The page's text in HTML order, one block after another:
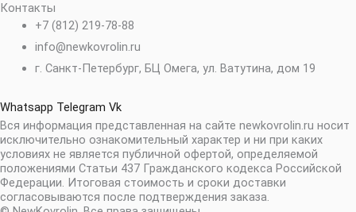
Контакты
+7 (812) 219-78-88
info@newkovrolin.ru
г. Санкт-Петербург, БЦ Омега, ул. Ватутина, дом 19
Whatsapp Telegram Vk
Вся информация представленная на сайте newkovrolin.ru носит
исключительно ознакомительный характер и ни при каких
условиях не является публичной офертой, определяемой
положениями Статьи 437 Гражданского кодекса Российской
Федерации. Итоговая стоимость и сроки доставки
согласовываются после подтверждения заказа.